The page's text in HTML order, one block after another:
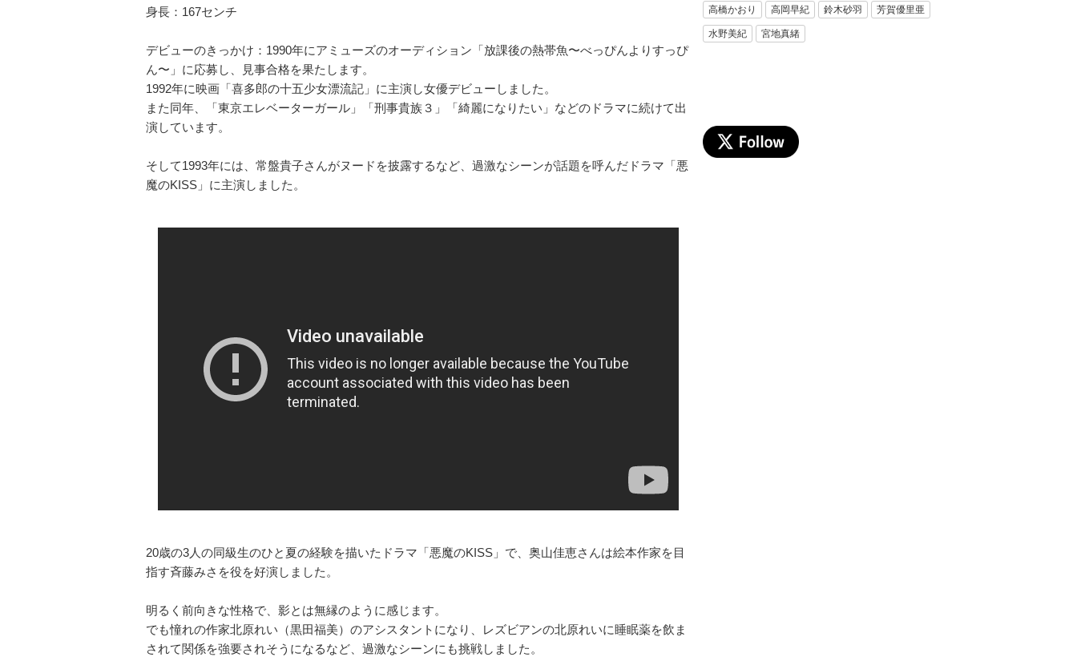
身長：167センチ
デビューのきっかけ：1990年にアミューズのオーディション「放課後の熱帯魚〜べっぴんよりすっぴ
ん〜」に応募し、見事合格を果たします。
1992年に映画「喜多郎の十五少女漂流記」に主演し女優デビューしました。
また同年、「東京エレベーターガール」「刑事貴族３」「綺麗になりたい」などのドラマに続けて出
演しています。
そして1993年には、常盤貴子さんがヌードを披露するなど、過激なシーンが話題を呼んだドラマ「悪
魔のKISS」に主演しました。
20歳の3人の同級生のひと夏の経験を描いたドラマ「悪魔のKISS」で、奥山佳恵さんは絵本作家を目
指す斉藤みさを役を好演しました。
明るく前向きな性格で、影とは無縁のように感じます。
でも憧れの作家北原れい（黒田福美）のアシスタントになり、レズビアンの北原れいに睡眠薬を飲ま
されて関係を強要されそうになるなど、過激なシーンにも挑戦しました。
高橋かおり 高岡早紀 鈴木砂羽 芳賀優里亜
水野美紀 宮地真緒